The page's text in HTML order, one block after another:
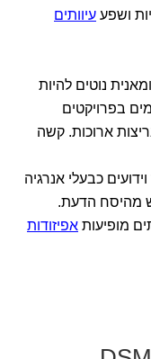
ושפע עיוותים
נוטים להיות
בפרויקטים
ארוכות. קשה
כבעלי אנרגיה
מהיסח הדעת.
מופיעות אפיזודות